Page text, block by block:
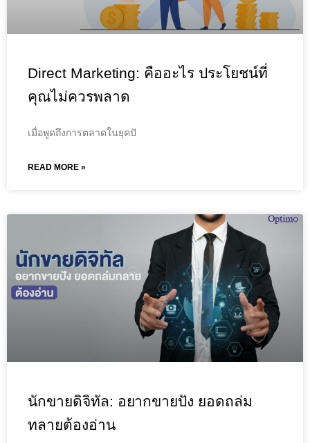
Direct Marketing: คืออะไร ประโยชน์ที่
คุณไม่ควรพลาด
เมื่อพูดถึงการตลาดในยุคปั
READ MORE »
นักขายดิจิทัล: อยากขายปัง ยอดถล่ม
ทลายต้องอ่าน